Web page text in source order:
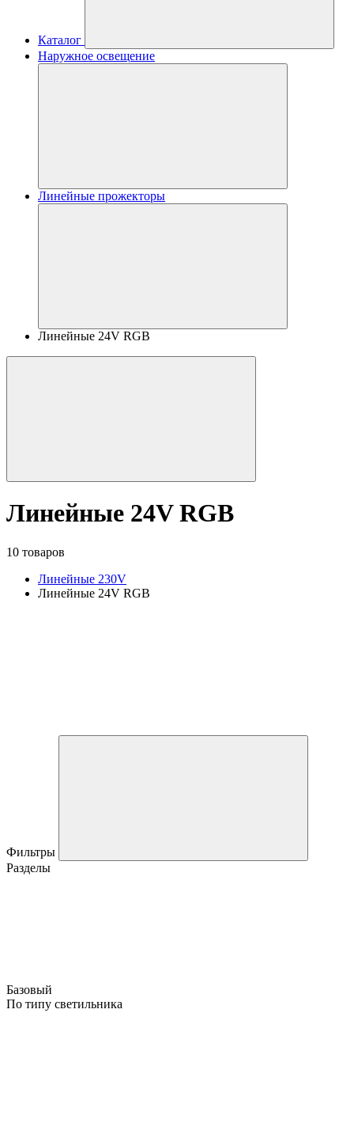
Каталог
Наружное освещение
Линейные прожекторы
Линейные 24V RGB
Линейные 24V RGB
10 товаров
Линейные 230V
Линейные 24V RGB
Фильтры
Разделы
Базовый
По типу светильника